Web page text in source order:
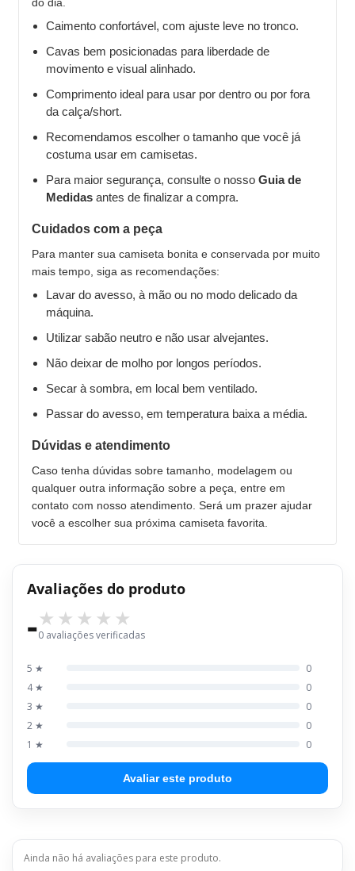
Caimento confortável, com ajuste leve no tronco.
Cavas bem posicionadas para liberdade de
movimento e visual alinhado.
Comprimento ideal para usar por dentro ou por fora
da calça/short.
Recomendamos escolher o tamanho que você já
costuma usar em camisetas.
Para maior segurança, consulte o nosso Guia de
Medidas antes de finalizar a compra.
Cuidados com a peça
Para manter sua camiseta bonita e conservada por muito
mais tempo, siga as recomendações:
Lavar do avesso, à mão ou no modo delicado da
máquina.
Utilizar sabão neutro e não usar alvejantes.
Não deixar de molho por longos períodos.
Secar à sombra, em local bem ventilado.
Passar do avesso, em temperatura baixa a média.
Dúvidas e atendimento
Caso tenha dúvidas sobre tamanho, modelagem ou
qualquer outra informação sobre a peça, entre em
contato com nosso atendimento. Será um prazer ajudar
você a escolher sua próxima camiseta favorita.
Avaliações do produto
-0 avaliações verificadas
5 ★
0
4 ★
0
3 ★
0
2 ★
0
1 ★
0
Avaliar este produto
Ainda não há avaliações para este produto.